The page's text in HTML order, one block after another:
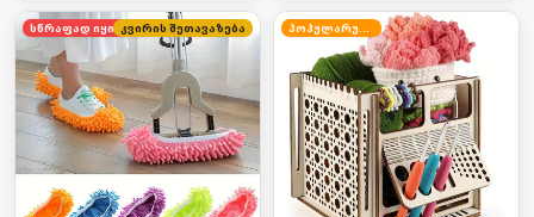
სწრაფად იყიდება
კვირის შეთავაზება პოპულარული